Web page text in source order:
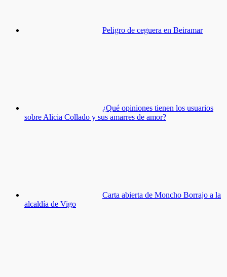
Peligro de ceguera en Beiramar
¿Qué opiniones tienen los usuarios
sobre Alicia Collado y sus amarres de amor?
Carta abierta de Moncho Borrajo a la
alcaldía de Vigo